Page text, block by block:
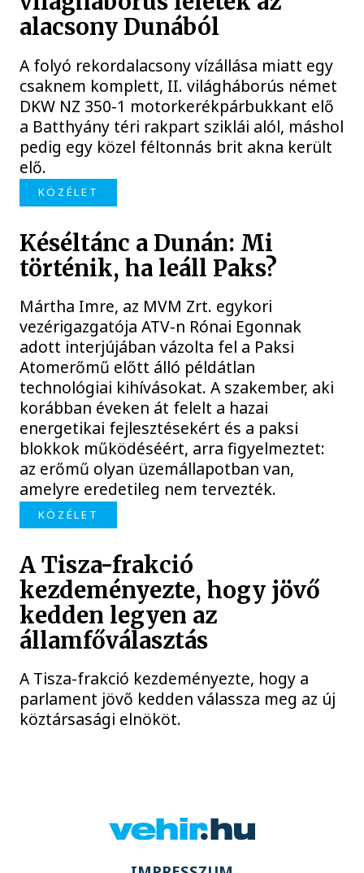
alacsony Dunából
A folyó rekordalacsony vízállása miatt egy
csaknem komplett, II. világháborús német
DKW NZ 350-1 motorkerékpárbukkant elő
a Batthyány téri rakpart sziklái alól, máshol
pedig egy közel féltonnás brit akna került
elő.
KÖZÉLET
Késéltánc a Dunán: Mi
történik, ha leáll Paks?
Mártha Imre, az MVM Zrt. egykori
vezérigazgatója ATV-n Rónai Egonnak
adott interjújában vázolta fel a Paksi
Atomerőmű előtt álló példátlan
technológiai kihívásokat. A szakember, aki
korábban éveken át felelt a hazai
energetikai fejlesztésekért és a paksi
blokkok működéséért, arra figyelmeztet:
az erőmű olyan üzemállapotban van,
amelyre eredetileg nem tervezték.
KÖZÉLET
A Tisza-frakció
kezdeményezte, hogy jövő
kedden legyen az
államfőválasztás
A Tisza-frakció kezdeményezte, hogy a
parlament jövő kedden válassza meg az új
köztársasági elnököt.